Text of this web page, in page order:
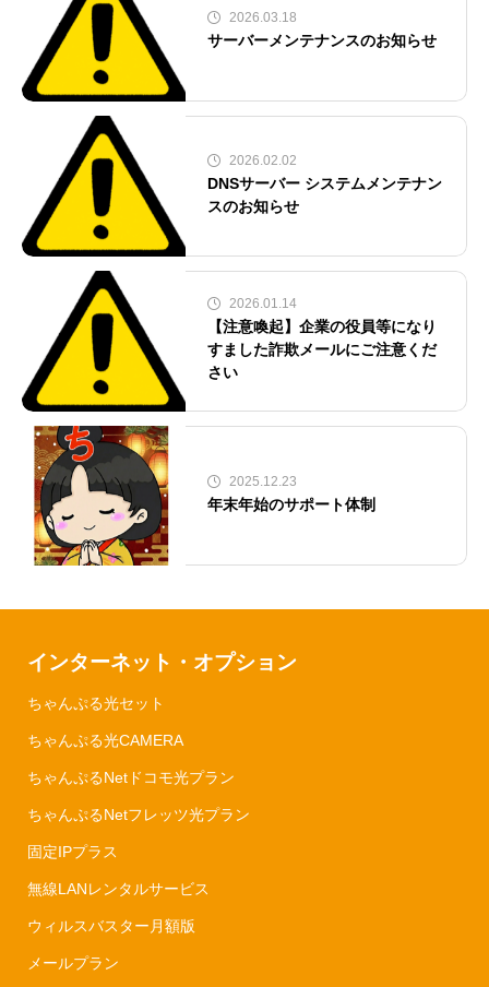
2026.03.18
サーバーメンテナンスのお知らせ
2026.02.02
DNSサーバー システムメンテナン
スのお知らせ
2026.01.14
【注意喚起】企業の役員等になり
すました詐欺メールにご注意くだ
さい
2025.12.23
年末年始のサポート体制
インターネット・オプション
ちゃんぷる光セット
ちゃんぷる光CAMERA
ちゃんぷるNetドコモ光プラン
ちゃんぷるNetフレッツ光プラン
固定IPプラス
無線LANレンタルサービス
ウィルスバスター月額版
メールプラン